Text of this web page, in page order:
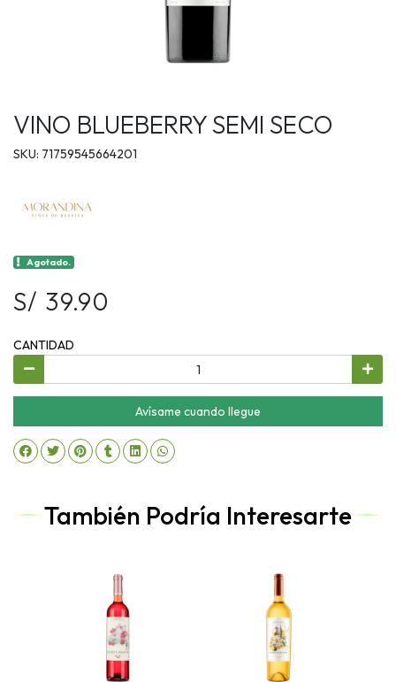
VINO BLUEBERRY SEMI SECO
SKU: 71759545664201
Agotado.
S/ 39.90
CANTIDAD
Avísame cuando llegue
También Podría Interesarte